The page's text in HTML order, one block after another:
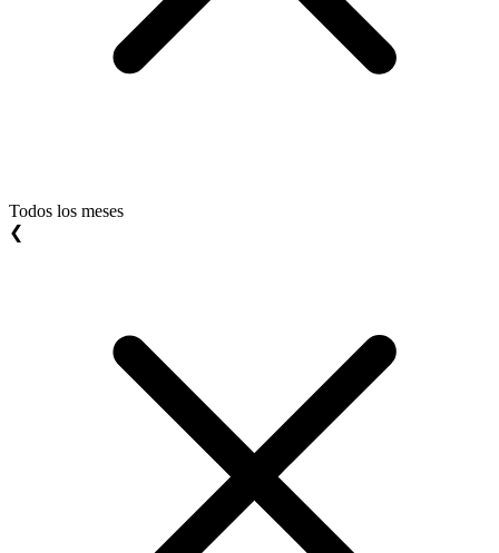
Todos los meses
❮